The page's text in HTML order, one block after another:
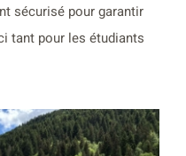
sécurisé pour garantir
tant pour les étudiants